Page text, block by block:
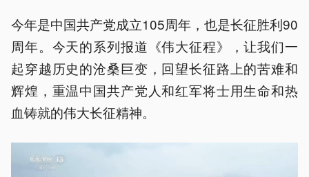
今年是中国共产党成立105周年，也是长征胜利90
周年。今天的系列报道《伟大征程》，让我们一
起穿越历史的沧桑巨变，回望长征路上的苦难和
辉煌，重温中国共产党人和红军将士用生命和热
血铸就的伟大长征精神。